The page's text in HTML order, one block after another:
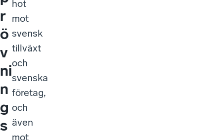
r
ö
v
ni
n
g
s
hot
mot
svensk
tillväxt
och
svenska
företag,
och
även
mot